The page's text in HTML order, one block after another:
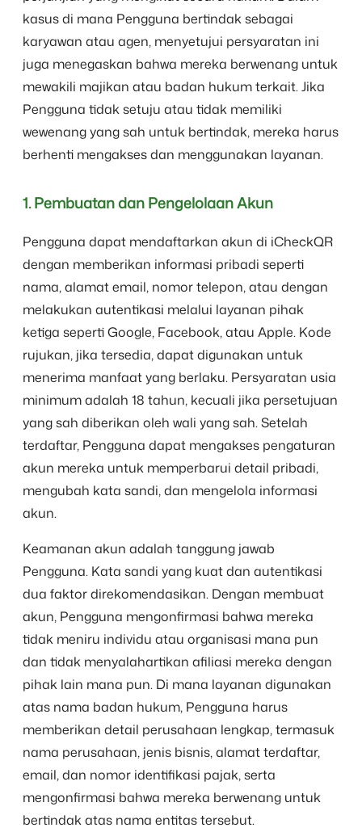
kasus di mana Pengguna bertindak sebagai
karyawan atau agen, menyetujui persyaratan ini
juga menegaskan bahwa mereka berwenang untuk
mewakili majikan atau badan hukum terkait. Jika
Pengguna tidak setuju atau tidak memiliki
wewenang yang sah untuk bertindak, mereka harus
berhenti mengakses dan menggunakan layanan.
1. Pembuatan dan Pengelolaan Akun
Pengguna dapat mendaftarkan akun di iCheckQR
dengan memberikan informasi pribadi seperti
nama, alamat email, nomor telepon, atau dengan
melakukan autentikasi melalui layanan pihak
ketiga seperti Google, Facebook, atau Apple. Kode
rujukan, jika tersedia, dapat digunakan untuk
menerima manfaat yang berlaku. Persyaratan usia
minimum adalah 18 tahun, kecuali jika persetujuan
yang sah diberikan oleh wali yang sah. Setelah
terdaftar, Pengguna dapat mengakses pengaturan
akun mereka untuk memperbarui detail pribadi,
mengubah kata sandi, dan mengelola informasi
akun.
Keamanan akun adalah tanggung jawab
Pengguna. Kata sandi yang kuat dan autentikasi
dua faktor direkomendasikan. Dengan membuat
akun, Pengguna mengonfirmasi bahwa mereka
tidak meniru individu atau organisasi mana pun
dan tidak menyalahartikan afiliasi mereka dengan
pihak lain mana pun. Di mana layanan digunakan
atas nama badan hukum, Pengguna harus
memberikan detail perusahaan lengkap, termasuk
nama perusahaan, jenis bisnis, alamat terdaftar,
email, dan nomor identifikasi pajak, serta
mengonfirmasi bahwa mereka berwenang untuk
bertindak atas nama entitas tersebut.